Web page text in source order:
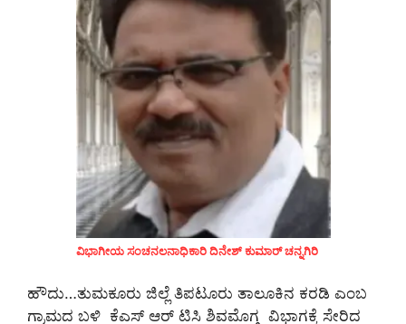
ವಿಭಾಗೀಯ ಸಂಚನಲನಾಧಿಕಾರಿ ದಿನೇಶ್ ಕುಮಾರ್ ಚನ್ನಗಿರಿ
ಹೌದು…ತುಮಕೂರು ಜಿಲ್ಲೆ ತಿಪಟೂರು ತಾಲೂಕಿನ ಕರಡಿ ಎಂಬ
ಗ್ರಾಮದ ಬಳಿ ಕೆಎಸ್ ಆರ್ ಟಿಸಿ ಶಿವಮೊಗ್ಗ ವಿಭಾಗಕ್ಕೆ ಸೇರಿದ